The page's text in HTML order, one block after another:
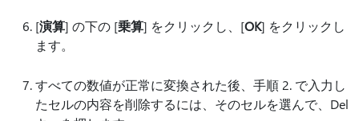
[演算] の下の [乗算] をクリックし、[OK] をクリックし
ます。
すべての数値が正常に変換された後、手順 2. で入力し
たセルの内容を削除するには、そのセルを選んで、Del